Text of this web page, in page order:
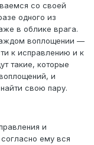
со своей
одного из
в облике врага.
воплощении —
к исправлению и к
такие, которые
и
свою пару.
и
ему вся